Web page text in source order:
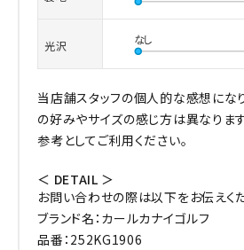
光沢
当店舗スタッフの個人的な感想にな
の好みやサイズの感じ方は異なりま
参考としてご利用ください。
＜ DETAIL ＞
お問い合わせの際は以下をお伝えくだ
ブランド名：カールカナイゴルフ
品番：252KG1906